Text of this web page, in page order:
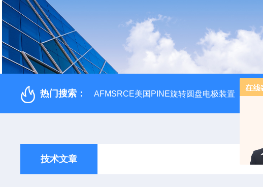
热门搜索： AFMSRCE美国PINE旋转圆盘电极装置（中国
技术文章